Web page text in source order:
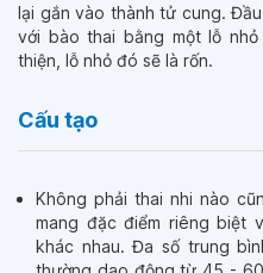
lại gắn vào thành tử cung.
với bào thai bằng một lỗ
thiện, lỗ nhỏ đó sẽ là rốn.
Cấu tạo
Không phải thai nhi nào
mang đặc điểm riêng biệt
khác nhau. Đa số trung